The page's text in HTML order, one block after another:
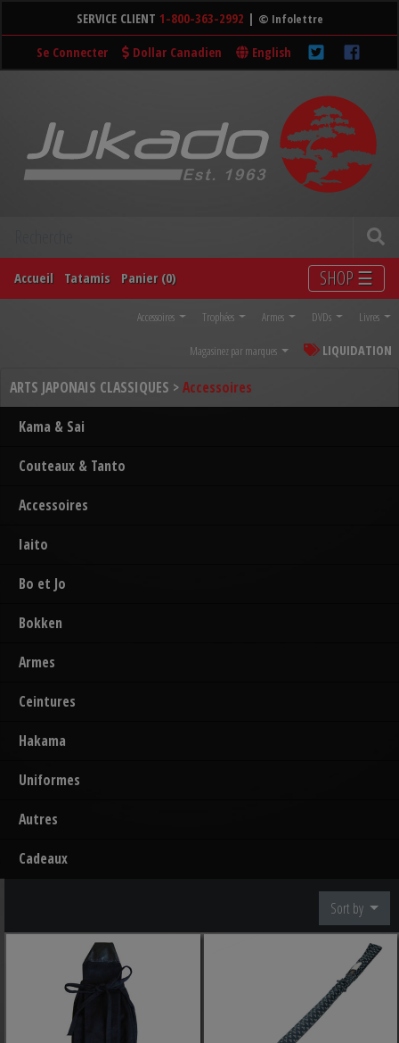
SERVICE CLIENT 1-800-363-2992 | © Infolettre
English
Dollar Canadien
Se Connecter
Accueil Tatamis Panier (0) SHOP ☰
Livres
DVDs
Armes
Trophées
Accessoires
LIQUIDATION
Magasinez par marques
ARTS JAPONAIS CLASSIQUES >Accessoires
Kama & Sai
Couteaux & Tanto
Accessoires
Iaito
Bo et Jo
Bokken
Armes
Ceintures
Hakama
Uniformes
Autres
Cadeaux
Sort by